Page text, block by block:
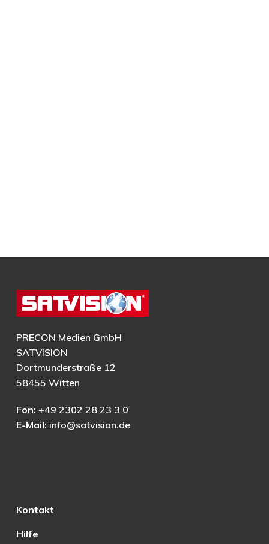
PRECON Medien GmbH
SATVISION
Dortmunderstraße 12
58455 Witten
Fon: +49 2302 28 23 3 0
E-Mail: info@satvision.de
Kontakt
Hilfe